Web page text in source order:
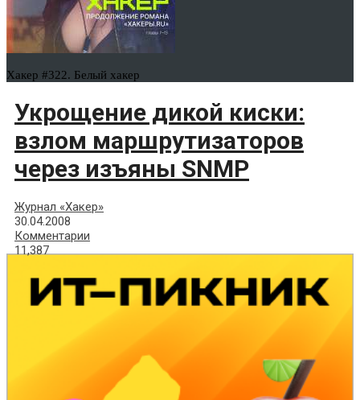
Хакер #322. Белый хакер
Укрощение дикой киски:
взлом маршрутизаторов
через изъяны SNMP
Журнал «Хакер»
30.04.2008
Комментарии
11,387